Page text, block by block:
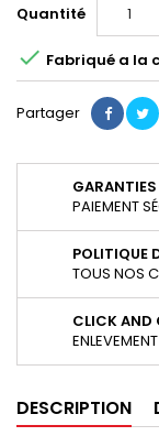
Quantité
 Fabriqué a la
Partager
PAIEMENT
POLITIQUE
TOUS NOS
CLICK AND
DESCRIPTION